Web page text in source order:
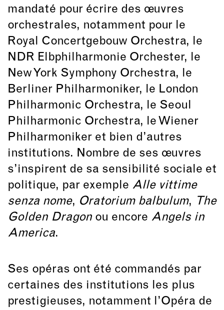
mandaté pour écrire des œuvres
orchestrales, notamment pour le
Royal Concertgebouw Orchestra, le
NDR Elbphilharmonie Orchester, le
New York Symphony Orchestra, le
Berliner Philharmoniker, le London
Philharmonic Orchestra, le Seoul
Philharmonic Orchestra, le Wiener
Philharmoniker et bien d’autres
institutions. Nombre de ses œuvres
s’inspirent de sa sensibilité sociale et
politique, par exemple Alle vittime
senza nome, Oratorium balbulum,
The
Golden Dragon ou encore Angels in
America.
Ses opéras ont été commandés par
certaines des institutions les plus
prestigieuses, notamment l’Opéra de